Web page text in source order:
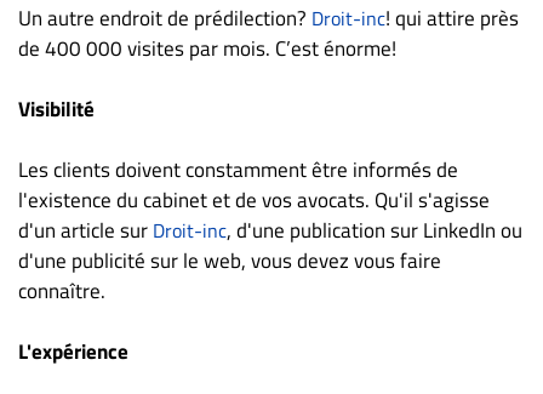
Un autre endroit de prédilection? Droit-inc! qui attire près
de 400 000 visites par mois. C’est énorme!
Visibilité
Les clients doivent constamment être informés de
l'existence du cabinet et de vos avocats. Qu'il s'agisse
d'un article sur Droit-inc, d'une publication sur LinkedIn ou
d'une publicité sur le web, vous devez vous faire
connaître.
L'expérience